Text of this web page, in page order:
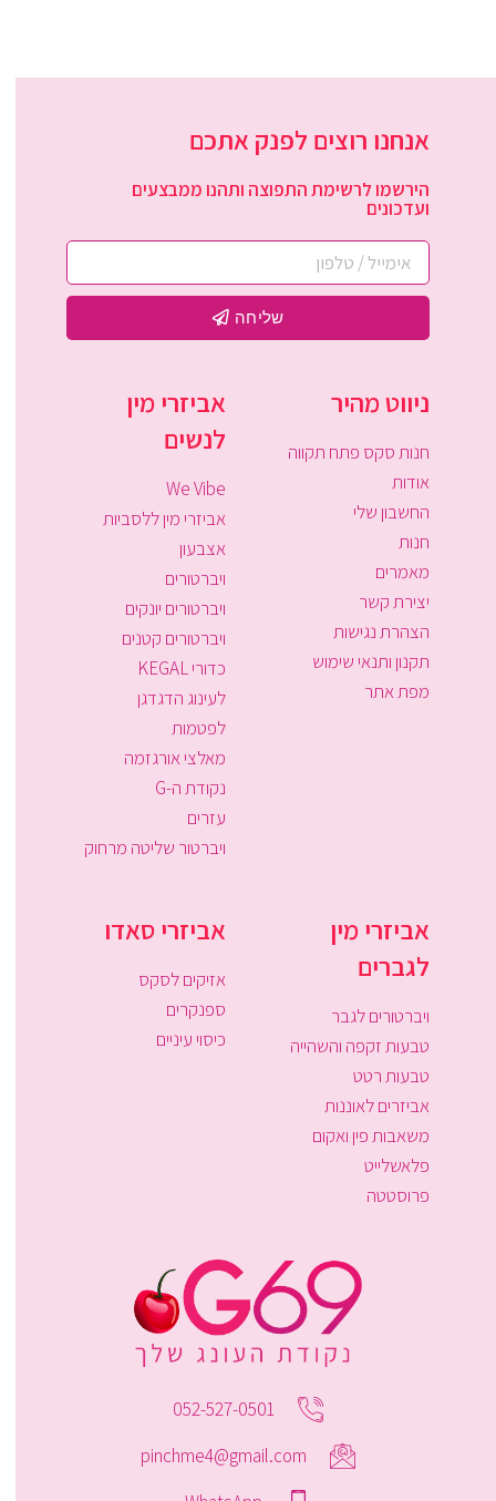
אנחנו רוצים לפנק אתכם
הירשמו לרשימת התפוצה ותהנו ממבצעים
ועדכונים
שליחה
ניווט מהיר
חנות סקס פתח תקווה
אודות
החשבון שלי
חנות
מאמרים
יצירת קשר
הצהרת נגישות
תקנון ותנאי שימוש
מפת אתר
אביזרי מין
לנשים
We Vibe
אביזרי מין ללסביות
אצבעון
ויברטורים
ויברטורים יונקים
ויברטורים קטנים
כדורי KEGAL
לעינוג הדגדגן
לפטמות
מאלצי אורגזמה
נקודת ה-G
עזרים
ויברטור שליטה מרחוק
אביזרי מין
לגברים
ויברטורים לגבר
טבעות זקפה והשהייה
טבעות רטט
אביזרים לאוננות
משאבות פין ואקום
פלאשלייט
פרוסטטה
אביזרי סאדו
אזיקים לסקס
ספנקרים
כיסוי עיניים
052-527-0501
pinchme4@gmail.com